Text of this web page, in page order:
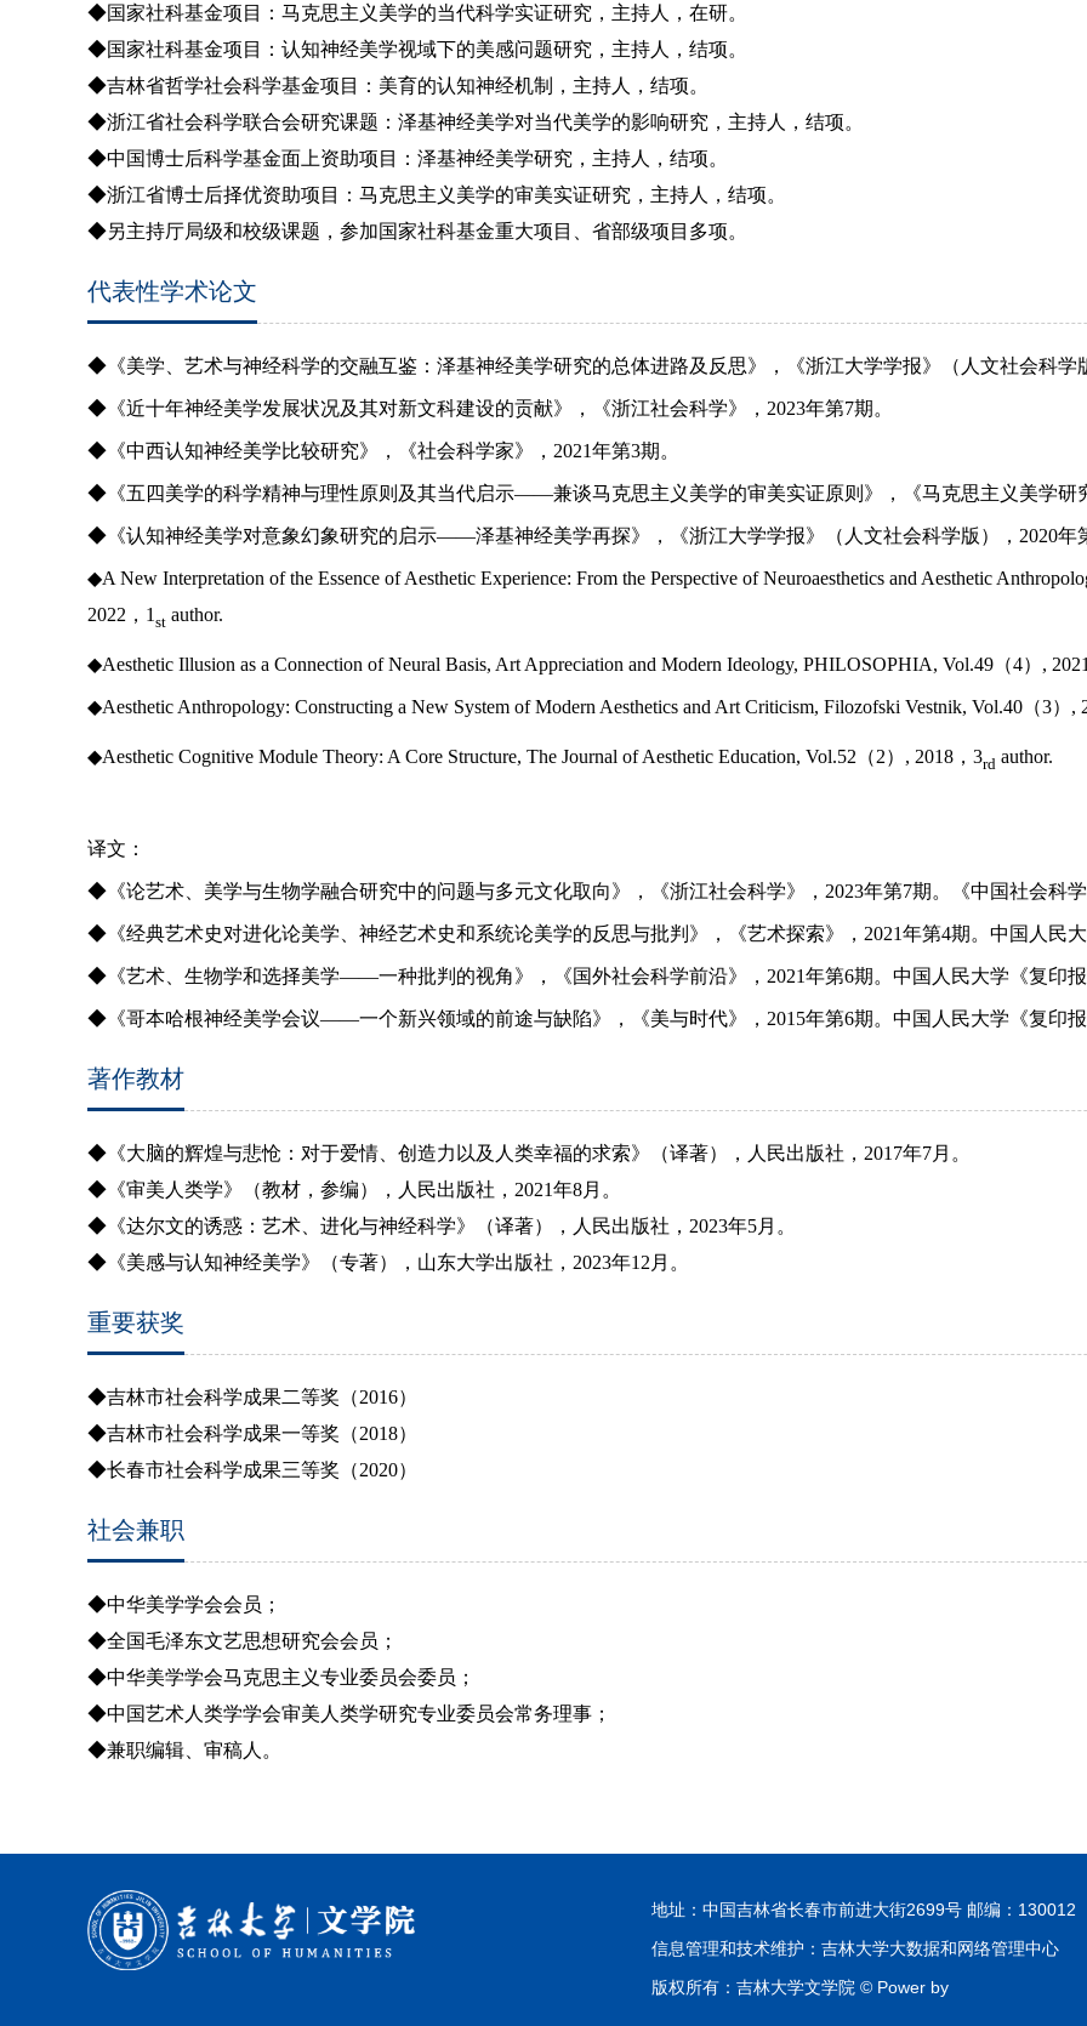
◆国家社科基金项目：马克思主义美学的当代科学实证研究，主持人，在研。
◆国家社科基金项目：认知神经美学视域下的美感问题研究，主持人，结项。
◆吉林省哲学社会科学基金项目：美育的认知神经机制，主持人，结项。
◆浙江省社会科学联合会研究课题：泽基神经美学对当代美学的影响研究，主持人，结项。
◆中国博士后科学基金面上资助项目：泽基神经美学研究，主持人，结项。
◆浙江省博士后择优资助项目：马克思主义美学的审美实证研究，主持人，结项。
◆另主持厅局级和校级课题，参加国家社科基金重大项目、省部级项目多项。
代表性学术论文
◆《美学、艺术与神经科学的交融互鉴：泽基神经美学研究的总体进路及反思》，《浙江大学学报》（人文社会科学
◆《近十年神经美学发展状况及其对新文科建设的贡献》，《浙江社会科学》， 2023年第7期。
◆《中西认知神经美学比较研究》，《社会科学家》， 2021年第3期。
◆《五四美学的科学精神与理性原则及其当代启示——兼谈马克思主义美学的审美实证原则》，《马克思主义美学研
◆《认知神经美学对意象幻象研究的启示——泽基神经美学再探》，《浙江大学学报》（人文社会科学版）， 2020年
◆A New Interpretation of the Essence of Aesthetic Experience: From the Perspective of Neuroaesthetics and Aesthetic
2022 ， 1 st author.
◆Aesthetic Illusion as a Connection of Neural Basis, Art Appreciation and Modern Ideology, PHILOSOPHIA, Vol.49 （4） ,
◆Aesthetic Anthropology: Constructing a New System of Modern Aesthetics and Art Criticism, Filozofski Vestnik, Vol.40 （3） ,
◆Aesthetic Cognitive Module Theory: A Core Structure, The Journal of Aesthetic Education, Vol.52 （2） , 2018 ， 3rd author.
译文：
◆《论艺术、美学与生物学融合研究中的问题与多元文化取向》，《浙江社会科学》， 2023年第7期。《中国社会科学
◆《经典艺术史对进化论美学、神经艺术史和系统论美学的反思与批判》，《艺术探索》， 2021年第4期。中国人民
◆《艺术、生物学和选择美学——一种批判的视角》，《国外社会科学前沿》， 2021年第6期。中国人民大学《复印报
◆《哥本哈根神经美学会议——一个新兴领域的前途与缺陷》，《美与时代》， 2015年第6期。中国人民大学《复印报
著作教材
◆《大脑的辉煌与悲怆：对于爱情、创造力以及人类幸福的求索》（译著），人民出版社， 2017年7月。
◆《审美人类学》（教材，参编），人民出版社， 2021年8月。
◆《达尔文的诱惑：艺术、进化与神经科学》（译著），人民出版社， 2023年5月。
◆《美感与认知神经美学》（专著），山东大学出版社， 2023年12 月。
重要获奖
◆吉林市社会科学成果二等奖（2016）
◆吉林市社会科学成果一等奖（2018）
◆长春市社会科学成果三等奖（2020）
社会兼职
◆中华美学学会会员；
◆全国毛泽东文艺思想研究会会员；
◆中华美学学会马克思主义专业委员会委员；
◆中国艺术人类学学会审美人类学研究专业委员会常务理事；
◆兼职编辑、审稿人。
地址：中国吉林省长春市前进大街2699号 邮编：130012
信息管理和技术维护：吉林大学大数据和网络管理中心
版权所有：吉林大学文学院 © Power by